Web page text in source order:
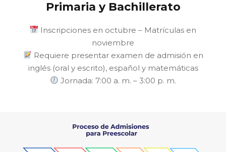
Primaria y Bachillerato
Inscripciones en octubre – Matrículas en
noviembre
Requiere presentar examen de admisión en
inglés (oral y escrito), español y matemáticas
Jornada: 7:00 a. m. – 3:00 p. m.